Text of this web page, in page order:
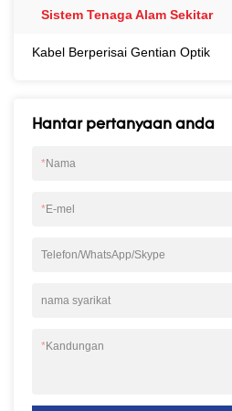
Sistem Tenaga Alam Sekitar
Kabel Berperisai Gentian Optik
Hantar pertanyaan anda
*Nama
*E-mel
Telefon/WhatsApp/Skype
nama syarikat
*Kandungan